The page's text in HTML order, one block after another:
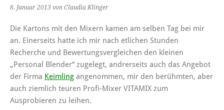
8. Januar 2013 von Claudia Klinger
Die Kartons mit den Mixern kamen am selben Tag bei mir
an. Einerseits hatte ich mir nach etlichen Stunden
Recherche und Bewertungsvergleichen den kleinen
„Personal Blender“ zugelegt, andrerseits auch das Angebot
der Firma Keimling angenommen, mir den berühmten, aber
auch ziemlich teuren Profi-Mixer VITAMIX zum
Ausprobieren zu leihen.